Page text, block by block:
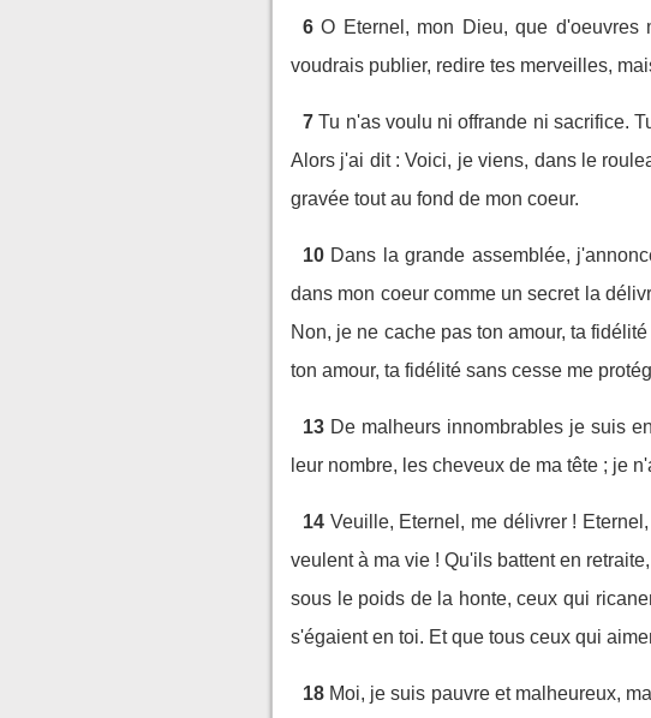
6 O Eternel, mon Dieu, que
voudrais publier, redire tes merveilles,
7 Tu n'as voulu ni offrande ni sacrifice.
Alors j'ai dit : Voici, je viens, dans le
gravée tout au fond de mon coeur.
10 Dans la grande assemblée,
dans mon coeur comme un secret la
Non, je ne cache pas ton amour, ta
ton amour, ta fidélité sans cesse me
13 De malheurs innombrables je suis
leur nombre, les cheveux de ma tête ; je
14 Veuille, Eternel, me délivrer !
veulent à ma vie ! Qu'ils battent en
sous le poids de la honte, ceux qui
s'égaient en toi. Et que tous ceux qui
18 Moi, je suis pauvre et malheureux,